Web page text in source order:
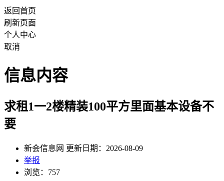
返回首页
刷新页面
个人中心
取消
信息内容
求租1一2楼精装100平方里面基本设备不
要
新会信息网 更新日期：2026-08-09
举报
浏览：757